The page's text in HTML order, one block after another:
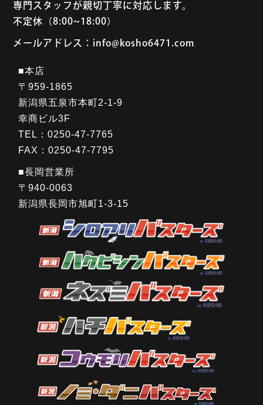
専門スタッフが親切丁寧に対応します。
不定休（8:00~18:00）
メールアドレス：info@kosho6471.com
■本店
〒959-1865
新潟県五泉市本町2-1-9
幸商ビル3F
TEL：0250-47-7765
FAX：0250-47-7795
■長岡営業所
〒940-0063
新潟県長岡市旭町1-3-15